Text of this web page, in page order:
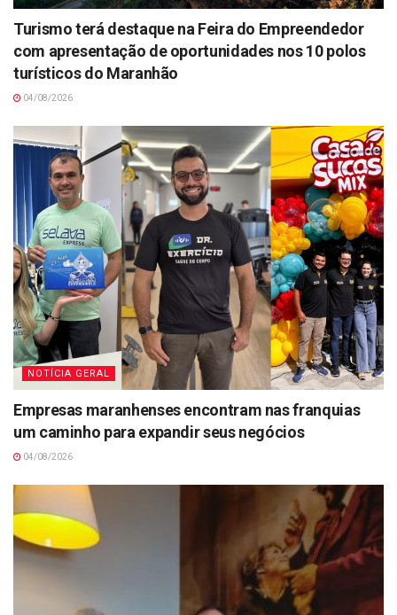
Turismo terá destaque na Feira do Empreendedor
com apresentação de oportunidades nos 10 polos
turísticos do Maranhão
04/08/2026
NOTÍCIA GERAL
Empresas maranhenses encontram nas franquias
um caminho para expandir seus negócios
04/08/2026